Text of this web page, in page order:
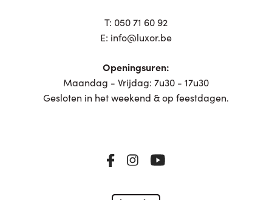
T: 050 71 60 92
E: info@luxor.be
Openingsuren:
Maandag - Vrijdag: 7u30 - 17u30
Gesloten in het weekend & op feestdagen.